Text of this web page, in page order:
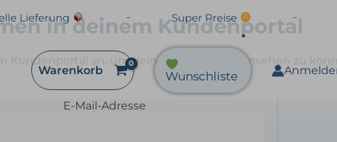
Lieferung Super Preise
Warenkorb Wunschliste
in deinem Kundenportal
Kundenportal an, um deine Dokumente einsehen zu
E-Mail-Adresse